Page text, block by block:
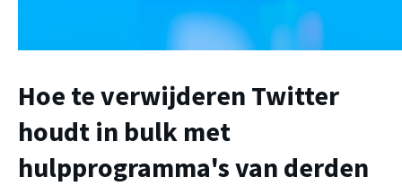
Hoe te verwijderen Twitter
houdt in bulk met
hulpprogramma's van derden